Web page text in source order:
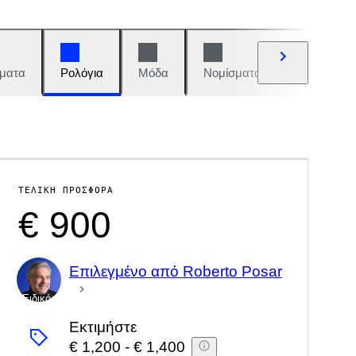
Ρολόγια Μόδα Νομίσματα και
ΤΕΛΙΚΉ ΠΡΟΣΦΟΡΆ
€ 900
Ειδικός
Επιλεγμένο από Roberto Posar
Εκτιμήστε
€ 1,200 - € 1,400